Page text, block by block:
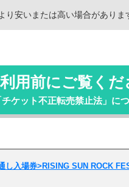
安いまたは高い場合がありま
用前にご覧くだ
チケット不正転売禁止法」に
し入場券>RISING SUN ROCK